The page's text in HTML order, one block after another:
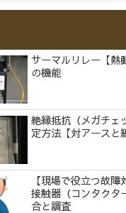
サーマルリレー【熱
の機能
絶縁抵抗（メガチェ
定方法【対アースと
【現場で役立つ故障
接触器（コンタクタ
合と調査